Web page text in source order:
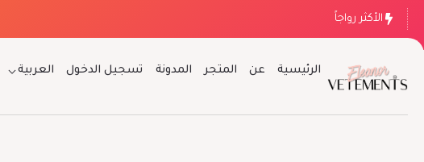
الأكثر رواجاً
الرئيسية عن المتجر المدونة تسجيل الدخول العربية